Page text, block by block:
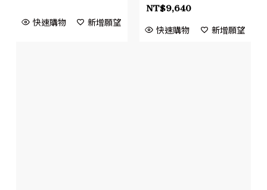
快速購物 新增願望
NT$9,640
快速購物 新增願望